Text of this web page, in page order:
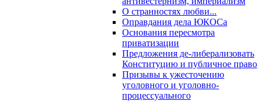
О странностях любви...
Оправдания дела ЮКОСа
Основания пересмотра
приватизации
Предложения де-либерализовать
Конституцию и публичное право
Призывы к ужесточению
уголовного и уголовно-
процессуального